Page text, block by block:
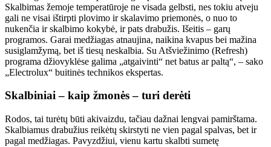
Skalbimas žemoje temperatūroje ne visada gelbsti, nes tokiu atveju
gali ne visai ištirpti plovimo ir skalavimo priemonės, o nuo to
nukenčia ir skalbimo kokybė, ir pats drabužis. Išeitis – garų
programos. Garai medžiagas atnaujina, naikina kvapus bei mažina
susiglamžymą, bet iš tiesų neskalbia. Su Atšviežinimo (Refresh)
programa džiovyklėse galima „atgaivinti“ net batus ar paltą“, – sako
„Electrolux“ buitinės technikos ekspertas.
Skalbiniai – kaip žmonės – turi derėti
Rodos, tai turėtų būti akivaizdu, tačiau dažnai lengvai pamirštama.
Skalbiamus drabužius reikėtų skirstyti ne vien pagal spalvas, bet ir
pagal medžiagas. Pavyzdžiui, vienu kartu skalbti sumetę